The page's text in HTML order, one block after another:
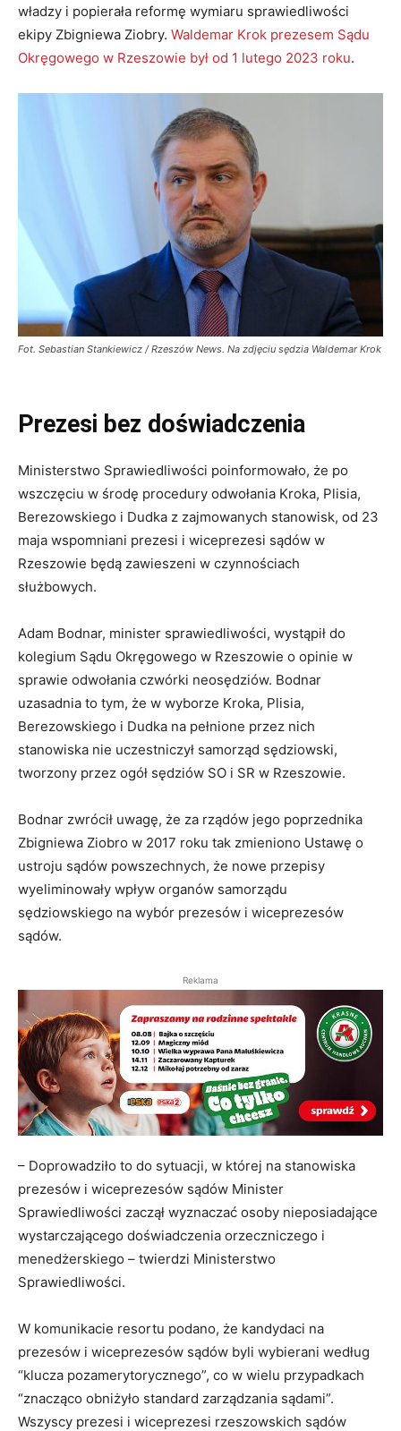
władzy i popierała reformę wymiaru sprawiedliwości
ekipy Zbigniewa Ziobry. Waldemar Krok prezesem Sądu
Okręgowego w Rzeszowie był od 1 lutego 2023 roku.
Fot. Sebastian Stankiewicz / Rzeszów News. Na zdjęciu sędzia Waldemar Krok
Prezesi bez doświadczenia
Ministerstwo Sprawiedliwości poinformowało, że po
wszczęciu w środę procedury odwołania Kroka, Plisia,
Berezowskiego i Dudka z zajmowanych stanowisk, od 23
maja wspomniani prezesi i wiceprezesi sądów w
Rzeszowie będą zawieszeni w czynnościach
służbowych.
Adam Bodnar, minister sprawiedliwości, wystąpił do
kolegium Sądu Okręgowego w Rzeszowie o opinie w
sprawie odwołania czwórki neosędziów. Bodnar
uzasadnia to tym, że w wyborze Kroka, Plisia,
Berezowskiego i Dudka na pełnione przez nich
stanowiska nie uczestniczył samorząd sędziowski,
tworzony przez ogół sędziów SO i SR w Rzeszowie.
Bodnar zwrócił uwagę, że za rządów jego poprzednika
Zbigniewa Ziobro w 2017 roku tak zmieniono Ustawę o
ustroju sądów powszechnych, że nowe przepisy
wyeliminowały wpływ organów samorządu
sędziowskiego na wybór prezesów i wiceprezesów
sądów.
Reklama
– Doprowadziło to do sytuacji, w której na stanowiska
prezesów i wiceprezesów sądów Minister
Sprawiedliwości zaczął wyznaczać osoby nieposiadające
wystarczającego doświadczenia orzeczniczego i
menedżerskiego – twierdzi Ministerstwo
Sprawiedliwości.
W komunikacie resortu podano, że kandydaci na
prezesów i wiceprezesów sądów byli wybierani według
“klucza pozamerytorycznego”, co w wielu przypadkach
“znacząco obniżyło standard zarządzania sądami”.
Wszyscy prezesi i wiceprezesi rzeszowskich sądów